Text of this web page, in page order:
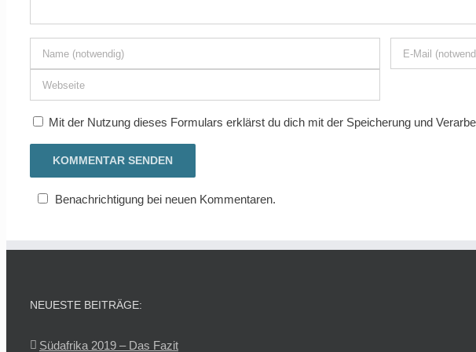
Mit der Nutzung dieses Formulars erklärst du dich mit der Speicherung und
Benachrichtigung bei neuen Kommentaren.
NEUESTE BEITRÄGE:
Südafrika 2019 – Das Fazit